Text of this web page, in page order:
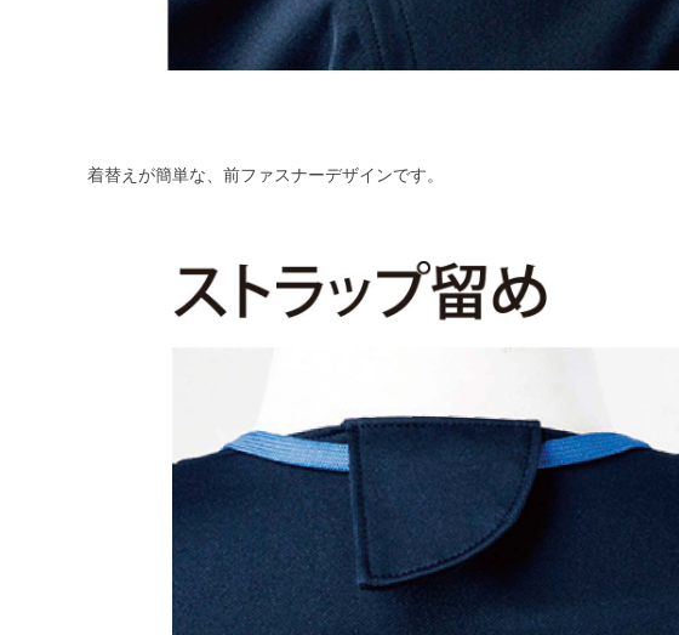
着替えが簡単な、前ファスナーデザインです。